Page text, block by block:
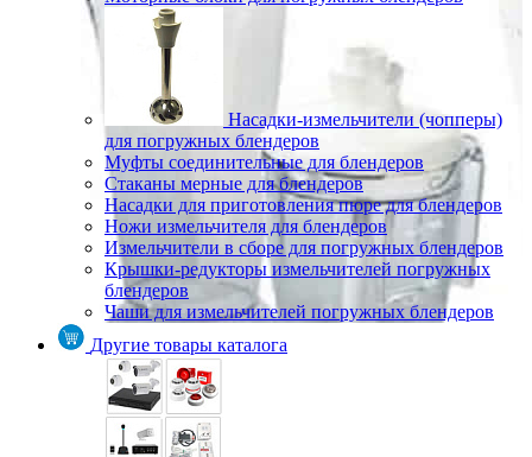
Насадки-измельчители (чопперы)
для погружных блендеров
Муфты соединительные для блендеров
Стаканы мерные для блендеров
Насадки для приготовления пюре для блендеров
Ножи измельчителя для блендеров
Измельчители в сборе для погружных блендеров
Крышки-редукторы измельчителей погружных
блендеров
Чаши для измельчителей погружных блендеров
Другие товары каталога